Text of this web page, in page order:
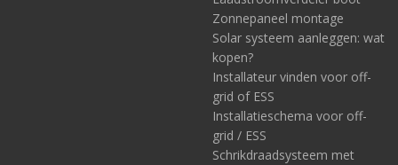
Zonnepaneel montage
Solar systeem aanleggen: wat
kopen?
Installateur vinden voor off-
grid of ESS
Installatieschema voor off-
grid / ESS
Schrikdraadsysteem met